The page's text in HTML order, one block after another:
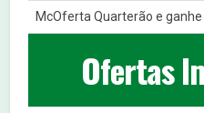
McOferta Quarterão e
Ofertas